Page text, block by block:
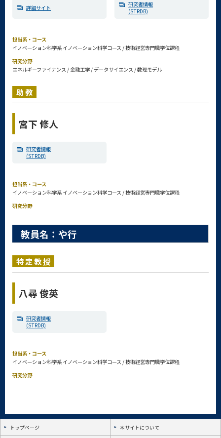
詳細サイト
研究者情報
(STRDB)
担当系・コース
イノベーション科学系 イノベーション科学コース / 技術経営専門職学位課程
研究分野
エネルギーファイナンス / 金融工学 / データサイエンス / 数理モデル
助教
宮下 修人
研究者情報
(STRDB)
担当系・コース
イノベーション科学系 イノベーション科学コース / 技術経営専門職学位課程
研究分野
教員名：や行
特定教授
八尋 俊英
研究者情報
(STRDB)
担当系・コース
イノベーション科学系 イノベーション科学コース / 技術経営専門職学位課程
研究分野
トップページ 本サイトについて